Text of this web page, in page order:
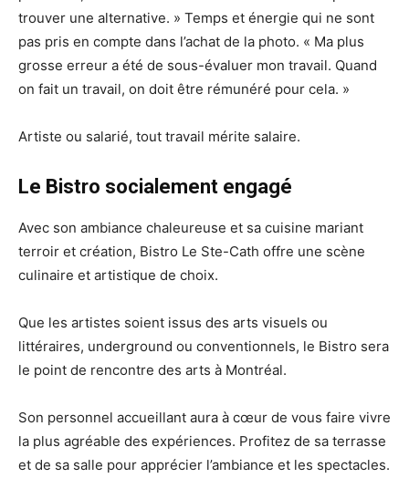
trouver une alternative. » Temps et énergie qui ne sont
pas pris en compte dans l’achat de la photo. « Ma plus
grosse erreur a été de sous-évaluer mon travail. Quand
on fait un travail, on doit être rémunéré pour cela. »
Artiste ou salarié, tout travail mérite salaire.
Le Bistro socialement engagé
Avec son ambiance chaleureuse et sa cuisine mariant
terroir et création, Bistro Le Ste-Cath offre une scène
culinaire et artistique de choix.
Que les artistes soient issus des arts visuels ou
littéraires, underground ou conventionnels, le Bistro sera
le point de rencontre des arts à Montréal.
Son personnel accueillant aura à cœur de vous faire vivre
la plus agréable des expériences. Profitez de sa terrasse
et de sa salle pour apprécier l’ambiance et les spectacles.